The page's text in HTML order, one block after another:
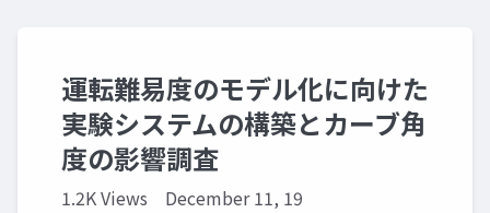
運転難易度のモデル化に向けた
実験システムの構築とカーブ角
度の影響調査
1.2K Views December 11, 19